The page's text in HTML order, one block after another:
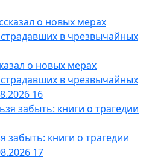
о новых мерах
в чрезвычайных
16
забыть: книги о трагедии
17